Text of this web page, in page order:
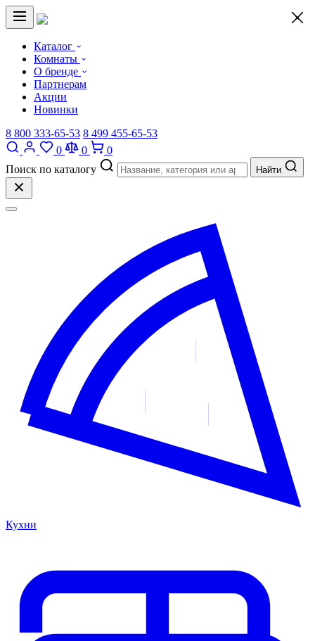
Каталог
Комнаты
О бренде
Партнерам
Акции
Новинки
8 800 333-65-53 8 499 455-65-53
0
0
0
Поиск по каталогу
Найти
Кухни
×